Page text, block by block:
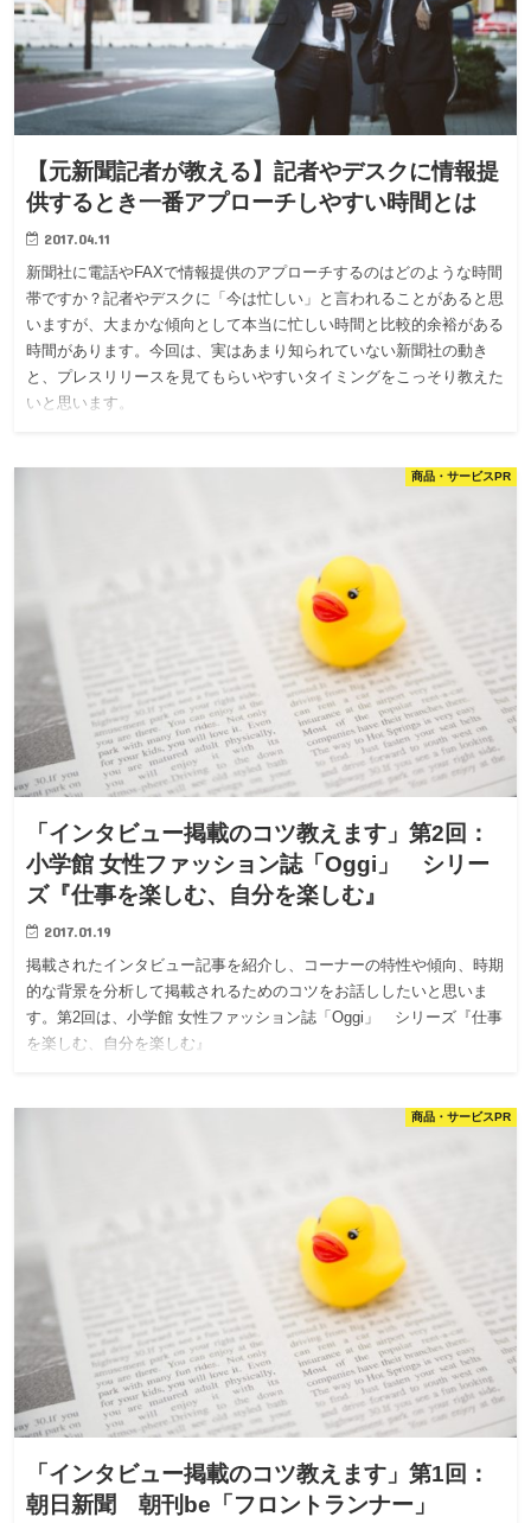
【元新聞記者が教える】記者やデスクに情報提
供するとき一番アプローチしやすい時間とは
2017.04.11
新聞社に電話やFAXで情報提供のアプローチするのはどのような時間
帯ですか？記者やデスクに「今は忙しい」と言われることがあると思
いますが、大まかな傾向として本当に忙しい時間と比較的余裕がある
時間があります。今回は、実はあまり知られていない新聞社の動き
と、プレスリリースを見てもらいやすいタイミングをこっそり教えた
いと思います。
商品・サービスPR
「インタビュー掲載のコツ教えます」第2回：
小学館 女性ファッション誌「Oggi」 シリー
ズ『仕事を楽しむ、自分を楽しむ』
2017.01.19
掲載されたインタビュー記事を紹介し、コーナーの特性や傾向、時期
的な背景を分析して掲載されるためのコツをお話ししたいと思いま
す。第2回は、小学館 女性ファッション誌「Oggi」 シリーズ『仕事
を楽しむ、自分を楽しむ』
商品・サービスPR
「インタビュー掲載のコツ教えます」第1回：
朝日新聞 朝刊be「フロントランナー」